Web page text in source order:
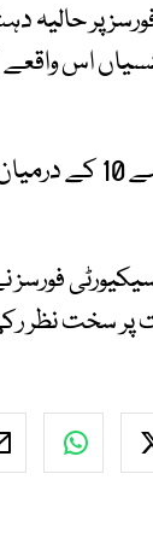
پر
اس
ابتدائی رپورٹس کے
پر سخت نظر